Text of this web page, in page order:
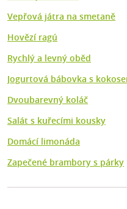
Vepřová játra na smetaně
Hovězí ragú
Rychlý a levný oběd
Jogurtová bábovka s
Dvoubarevný koláč
Salát s kuřecími kousky
Domácí limonáda
Zapečené brambory s párky